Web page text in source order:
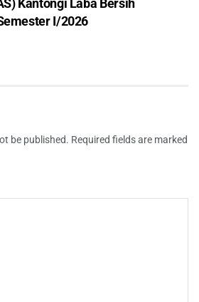
Kantongi Laba Bersih
I/2026
be published. Required fields are marked